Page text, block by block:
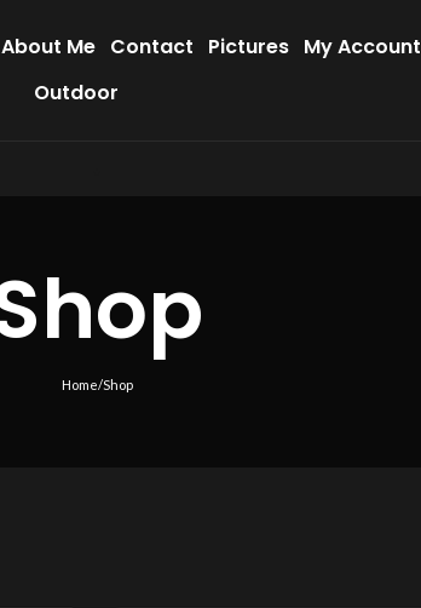
About Me Contact Pictures My Account
Outdoor
Home/Shop